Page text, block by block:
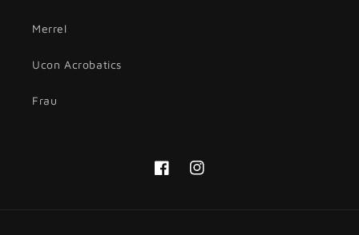
Merrel
Ucon Acrobatics
Frau
FacebookInstagram